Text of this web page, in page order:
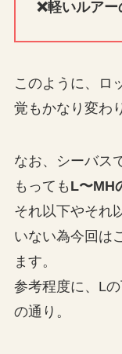
❌軽いルア
このように、ロ
覚もかなり変わ
なお、シーバス
もっても L〜MH
それ以下やそれ
いない為今回は
ます。
参考程度に、L
の通り。